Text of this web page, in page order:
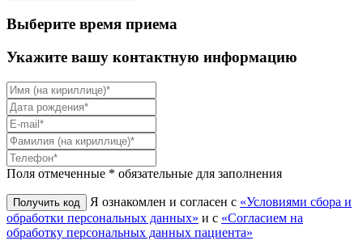
Выберите время приема
Укажите вашу контактную информацию
Поля отмеченные * обязательные для заполнения
Я ознакомлен и согласен с «Условиями сбора и
обработки персональных данных» и с «Согласием на
обработку персональных данных пациента»